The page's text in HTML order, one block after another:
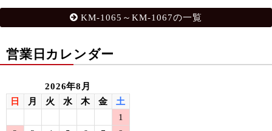
KM-1065～KM-1067の一覧
営業日カレンダー
2026年8月
日
月 火 水 木 金
土
1